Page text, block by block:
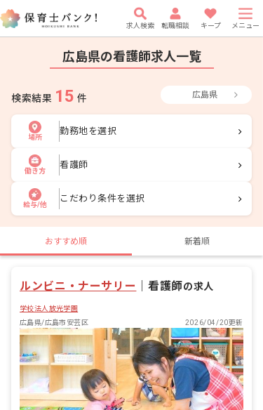
求人検索 転職相談 キープ メニュー
広島県の看護師求人一覧
検索結果 15 件 広島県
場所
勤務地を選択
働き方
看護師
給与/他
こだわり条件を選択
おすすめ順 新着順
ルンビニ・ナーサリー ｜看護師の求人
学校法人放光学園
広島県/広島市安芸区
2026/04/20更新